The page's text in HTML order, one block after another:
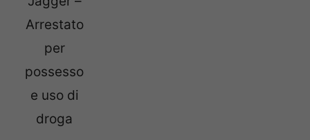
Arrestato
per
possesso
e uso di
droga